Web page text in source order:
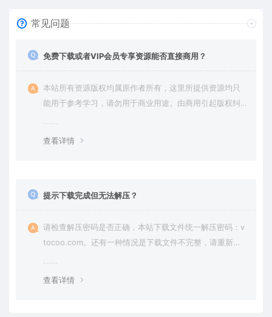
常见问题
免费下载或者VIP会员专享资源能否直接商用？
本站所有资源版权均属原作者所有，这里所提供资源均只
能用于参考学习，请勿用于商业用途。由商用引起版权纠
查看详情
提示下载完成但无法解压？
请检查解压密码是否正确，本站下载文件统一解压密码：v
tocoo.com。还有一种情况是下载文件不完整，请重新下
查看详情